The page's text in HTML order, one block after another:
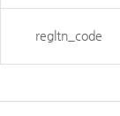
regltn_code